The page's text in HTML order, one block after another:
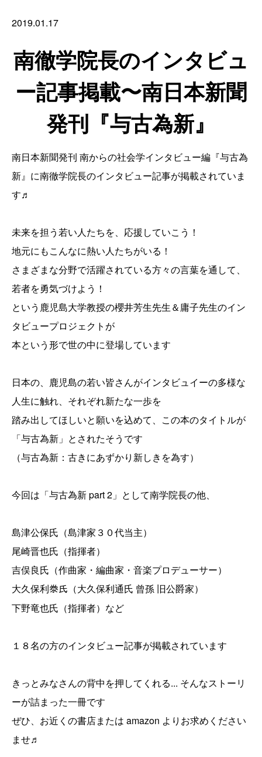
2019.01.17
南徹学院長のインタビュ
ー記事掲載〜南日本新聞
発刊『与古為新』
南日本新聞発刊 南からの社会学インタビュー編『与古為
新』に南徹学院長のインタビュー記事が掲載されていま
す♬
未来を担う若い人たちを、応援していこう！
地元にもこんなに熱い人たちがいる！
さまざまな分野で活躍されている方々の言葉を通して、
若者を勇気づけよう！
という鹿児島大学教授の櫻井芳生先生＆庸子先生のイン
タビュープロジェクトが
本という形で世の中に登場しています
日本の、鹿児島の若い皆さんがインタビュイーの多様な
人生に触れ、それぞれ新たな一歩を
踏み出してほしいと願いを込めて、この本のタイトルが
「与古為新」とされたそうです
（与古為新：古きにあずかり新しきを為す）
今回は「与古為新 part 2」として南学院長の他、
島津公保氏（島津家３０代当主）
尾崎晋也氏（指揮者）
吉俣良氏（作曲家・編曲家・音楽プロデューサー）
大久保利𣳾氏
（大久保利通氏 曾孫 旧公爵家）
下野竜也氏（指揮者）など
１８名の方のインタビュー記事が掲載されています
きっとみなさんの背中を押してくれる... そんなストーリ
ーが詰まった一冊です
ぜひ、お近くの書店または amazon よりお求めください
ませ♬